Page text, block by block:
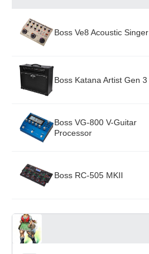
Boss Ve8 Acoustic Singer
Boss Katana Artist Gen 3
Boss VG-800 V-Guitar
Processor
Boss RC-505 MKII